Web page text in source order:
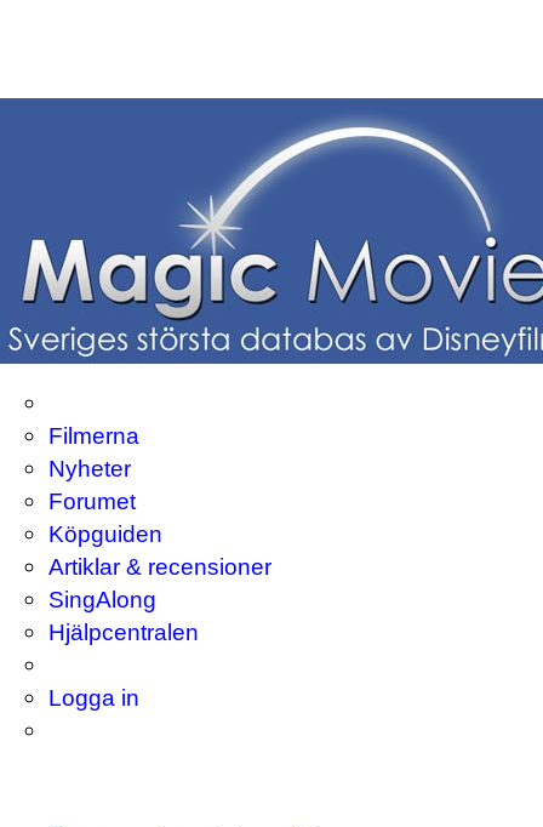
Filmerna
Nyheter
Forumet
Köpguiden
Artiklar & recensioner
SingAlong
Hjälpcentralen
Logga in